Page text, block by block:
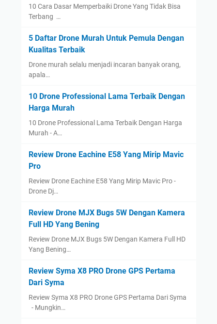
10 Cara Dasar Memperbaiki Drone Yang Tidak Bisa
Terbang …
5 Daftar Drone Murah Untuk Pemula Dengan
Kualitas Terbaik
Drone murah selalu menjadi incaran banyak orang,
apala…
10 Drone Professional Lama Terbaik Dengan
Harga Murah
10 Drone Professional Lama Terbaik Dengan Harga
Murah - A…
Review Drone Eachine E58 Yang Mirip Mavic
Pro
Review Drone Eachine E58 Yang Mirip Mavic Pro -
Drone Dj…
Review Drone MJX Bugs 5W Dengan Kamera
Full HD Yang Bening
Review Drone MJX Bugs 5W Dengan Kamera Full HD
Yang Bening…
Review Syma X8 PRO Drone GPS Pertama
Dari Syma
Review Syma X8 PRO Drone GPS Pertama Dari Syma
- Mungkin…